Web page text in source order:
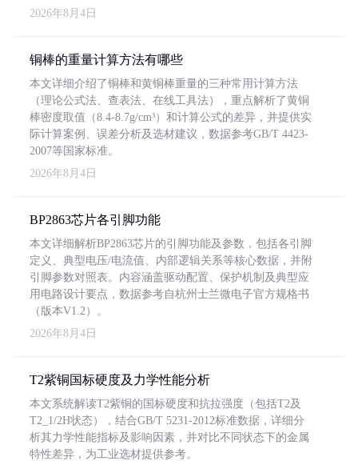
2026年8月4日
铜棒的重量计算方法有哪些
本文详细介绍了铜棒和黄铜棒重量的三种常用计算方法
（理论公式法、查表法、在线工具法），重点解析了黄铜
棒密度取值（8.4-8.7g/cm³）和计算公式的差异，并提供实
际计算案例、误差分析及选材建议，数据参考GB/T 4423-
2007等国家标准。
2026年8月4日
BP2863芯片各引脚功能
本文详细解析BP2863芯片的引脚功能及参数，包括各引脚
定义、典型电压/电流值、内部逻辑关系等核心数据，并附
引脚参数对照表。内容涵盖驱动配置、保护机制及典型应
用电路设计要点，数据参考自杭州士兰微电子官方规格书
（版本V1.2）。
2026年8月4日
T2紫铜国标硬度及力学性能分析
本文系统解读T2紫铜的国标硬度和抗拉强度（包括T2及
T2_1/2H状态），结合GB/T 5231-2012标准数据，详细分
析其力学性能指标及影响因素，并对比不同状态下的金属
特性差异，为工业选材提供参考。